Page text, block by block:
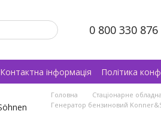
0 800 330 876
Контактна інформація Політика
Головна Стаціонарне
Генератор бензиновий